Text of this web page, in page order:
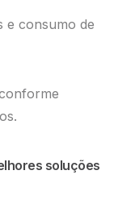
e consumo de
soluções